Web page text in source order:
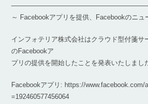
～ Facebookアプリを提供、Facebookのニュ
インフォテリア株式会社はクラウド型付箋サ
のFacebookア
プリの提供を開始したことを発表いたしまし
Facebookアプリ: https://www.facebook.com/
=192460577456064